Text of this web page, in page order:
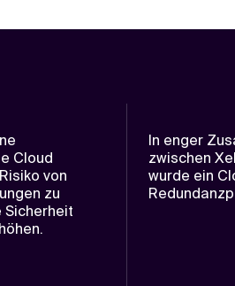
Cloud
von
zu
Sicherheit
In enger
zwischen
wurde ein